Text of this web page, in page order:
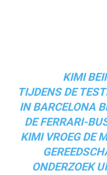
KIMI
TIJDENS DE
IN BARCELONA
DE FERRARI-
KIMI VROEG DE
ONDERZOEK